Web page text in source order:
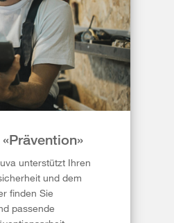
unterstützt Ihren
und dem
finden Sie
passende